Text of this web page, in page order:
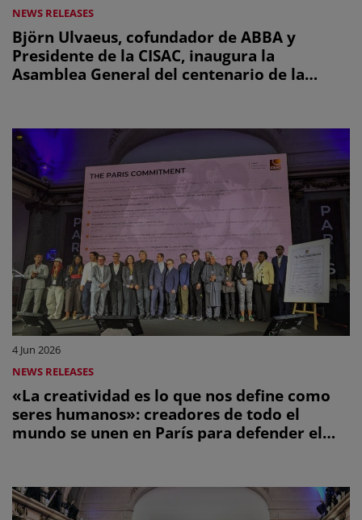
NEWS RELEASES
Björn Ulvaeus, cofundador de ABBA y
Presidente de la CISAC, inaugura la
Asamblea General del centenario de la
humana
4 Jun 2026
NEWS RELEASES
«La creatividad es lo que nos define como
seres humanos»: creadores de todo el
mundo se unen en París para defender el